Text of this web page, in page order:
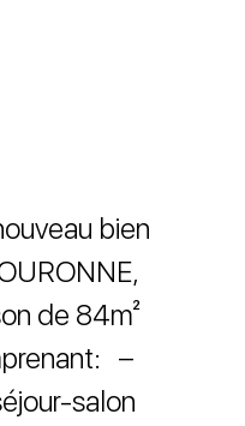
bien
de 84m²
–
salon